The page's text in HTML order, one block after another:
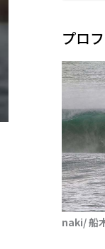
プロ
naki/ 船